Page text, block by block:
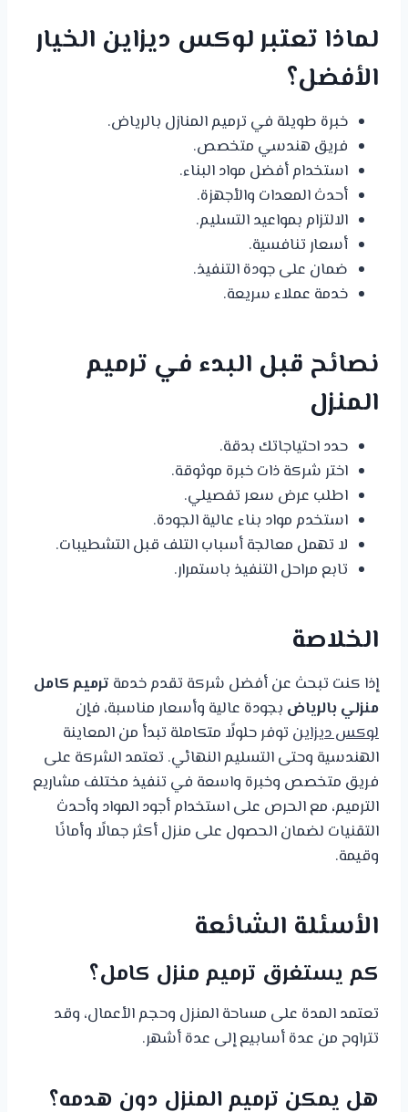
لماذا تعتبر لوكس ديزاين الخيار
الأفضل؟
خبرة طويلة في ترميم المنازل بالرياض.
فريق هندسي متخصص.
استخدام أفضل مواد البناء.
أحدث المعدات والأجهزة.
الالتزام بمواعيد التسليم.
أسعار تنافسية.
ضمان على جودة التنفيذ.
خدمة عملاء سريعة.
نصائح قبل البدء في ترميم
المنزل
حدد احتياجاتك بدقة.
اختر شركة ذات خبرة موثوقة.
اطلب عرض سعر تفصيلي.
استخدم مواد بناء عالية الجودة.
لا تهمل معالجة أسباب التلف قبل التشطيبات.
تابع مراحل التنفيذ باستمرار.
الخلاصة
إذا كنت تبحث عن أفضل شركة تقدم خدمة ترميم كامل
منزلي بالرياض بجودة عالية وأسعار مناسبة، فإن
لوكس ديزاين توفر حلولًا متكاملة تبدأ من المعاينة
الهندسية وحتى التسليم النهائي. تعتمد الشركة على
فريق متخصص وخبرة واسعة في تنفيذ مختلف مشاريع
الترميم، مع الحرص على استخدام أجود المواد وأحدث
التقنيات لضمان الحصول على منزل أكثر جمالًا وأمانًا
وقيمة.
الأسئلة الشائعة
كم يستغرق ترميم منزل كامل؟
تعتمد المدة على مساحة المنزل وحجم الأعمال، وقد
تتراوح من عدة أسابيع إلى عدة أشهر.
هل يمكن ترميم المنزل دون هدمه؟